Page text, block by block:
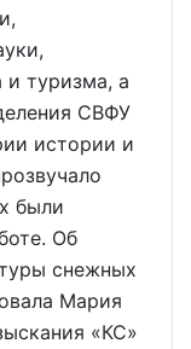
и туризма, а
СВФУ
истории и
были
Об
снежных
Мария
«КС»